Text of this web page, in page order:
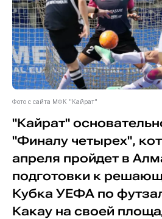
Фото с сайта МФК "Кайрат"
"Кайрат"
"Финалу четырех",
апреля пройдет в
подготовки к
Кубка УЕФА по
Какау на своей